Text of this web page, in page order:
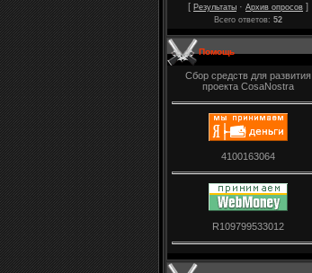
[ Результаты · Архив опросов ]
Всего ответов: 52
Помощь
Сбор средств для развития
проекта CosaNostra
4100163064
R109799533012